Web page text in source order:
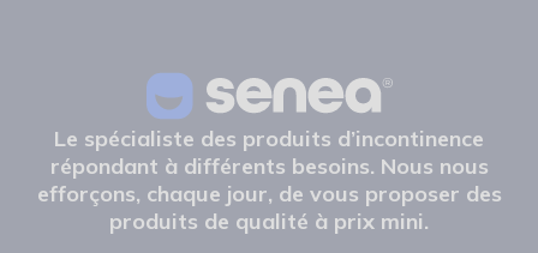
Le spécialiste des produits d’incontinence
répondant à différents besoins. Nous nous
efforçons, chaque jour, de vous proposer des
produits de qualité à prix mini.